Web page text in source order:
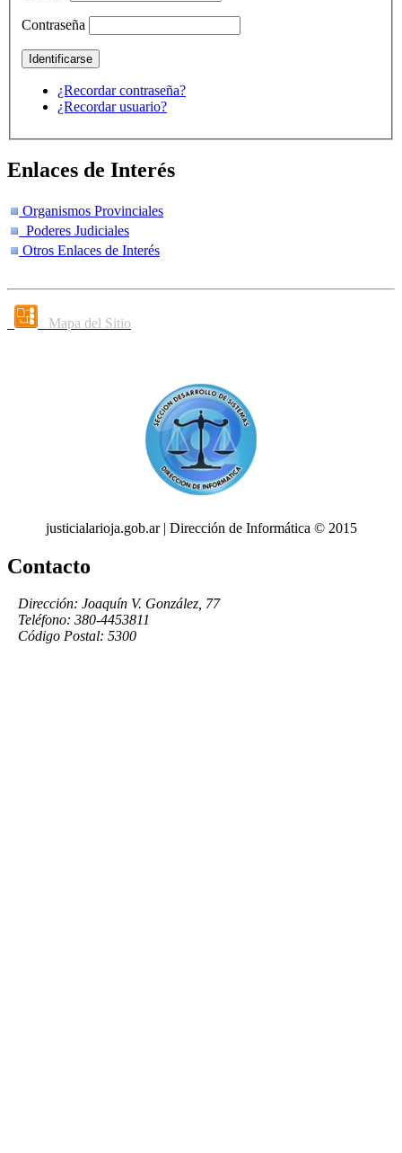
Contraseña
¿Recordar contraseña?
¿Recordar usuario?
Enlaces de Interés
Organismos Provinciales
Poderes Judiciales
Otros Enlaces de Interés
Mapa del Sitio
justicialarioja.gob.ar | Dirección de Informática © 2015
Contacto
Dirección: Joaquín V. González, 77
Teléfono: 380-4453811
Código Postal: 5300